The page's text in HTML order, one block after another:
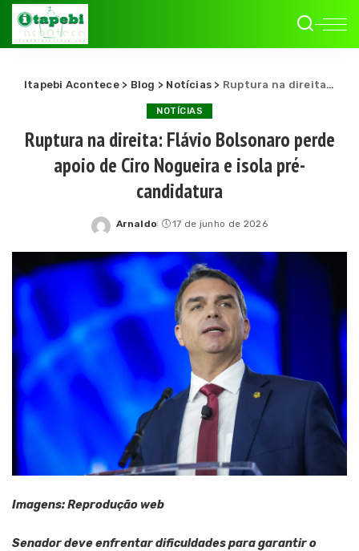
Itapebi Acontece> Blog > Notícias > Ruptura na direita: Flávio Bolsonaro perde apoio de Ciro Nogueira e isola pré-candidatura
NOTÍCIAS
Ruptura na direita: Flávio Bolsonaro perde
apoio de Ciro Nogueira e isola pré-
candidatura
Posted
Arnaldo 17 de junho de 2026
Imagens: Reprodução web
Senador deve enfrentar dificuldades para garantir o